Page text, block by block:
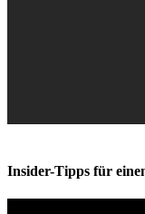
Insider-Tipps für